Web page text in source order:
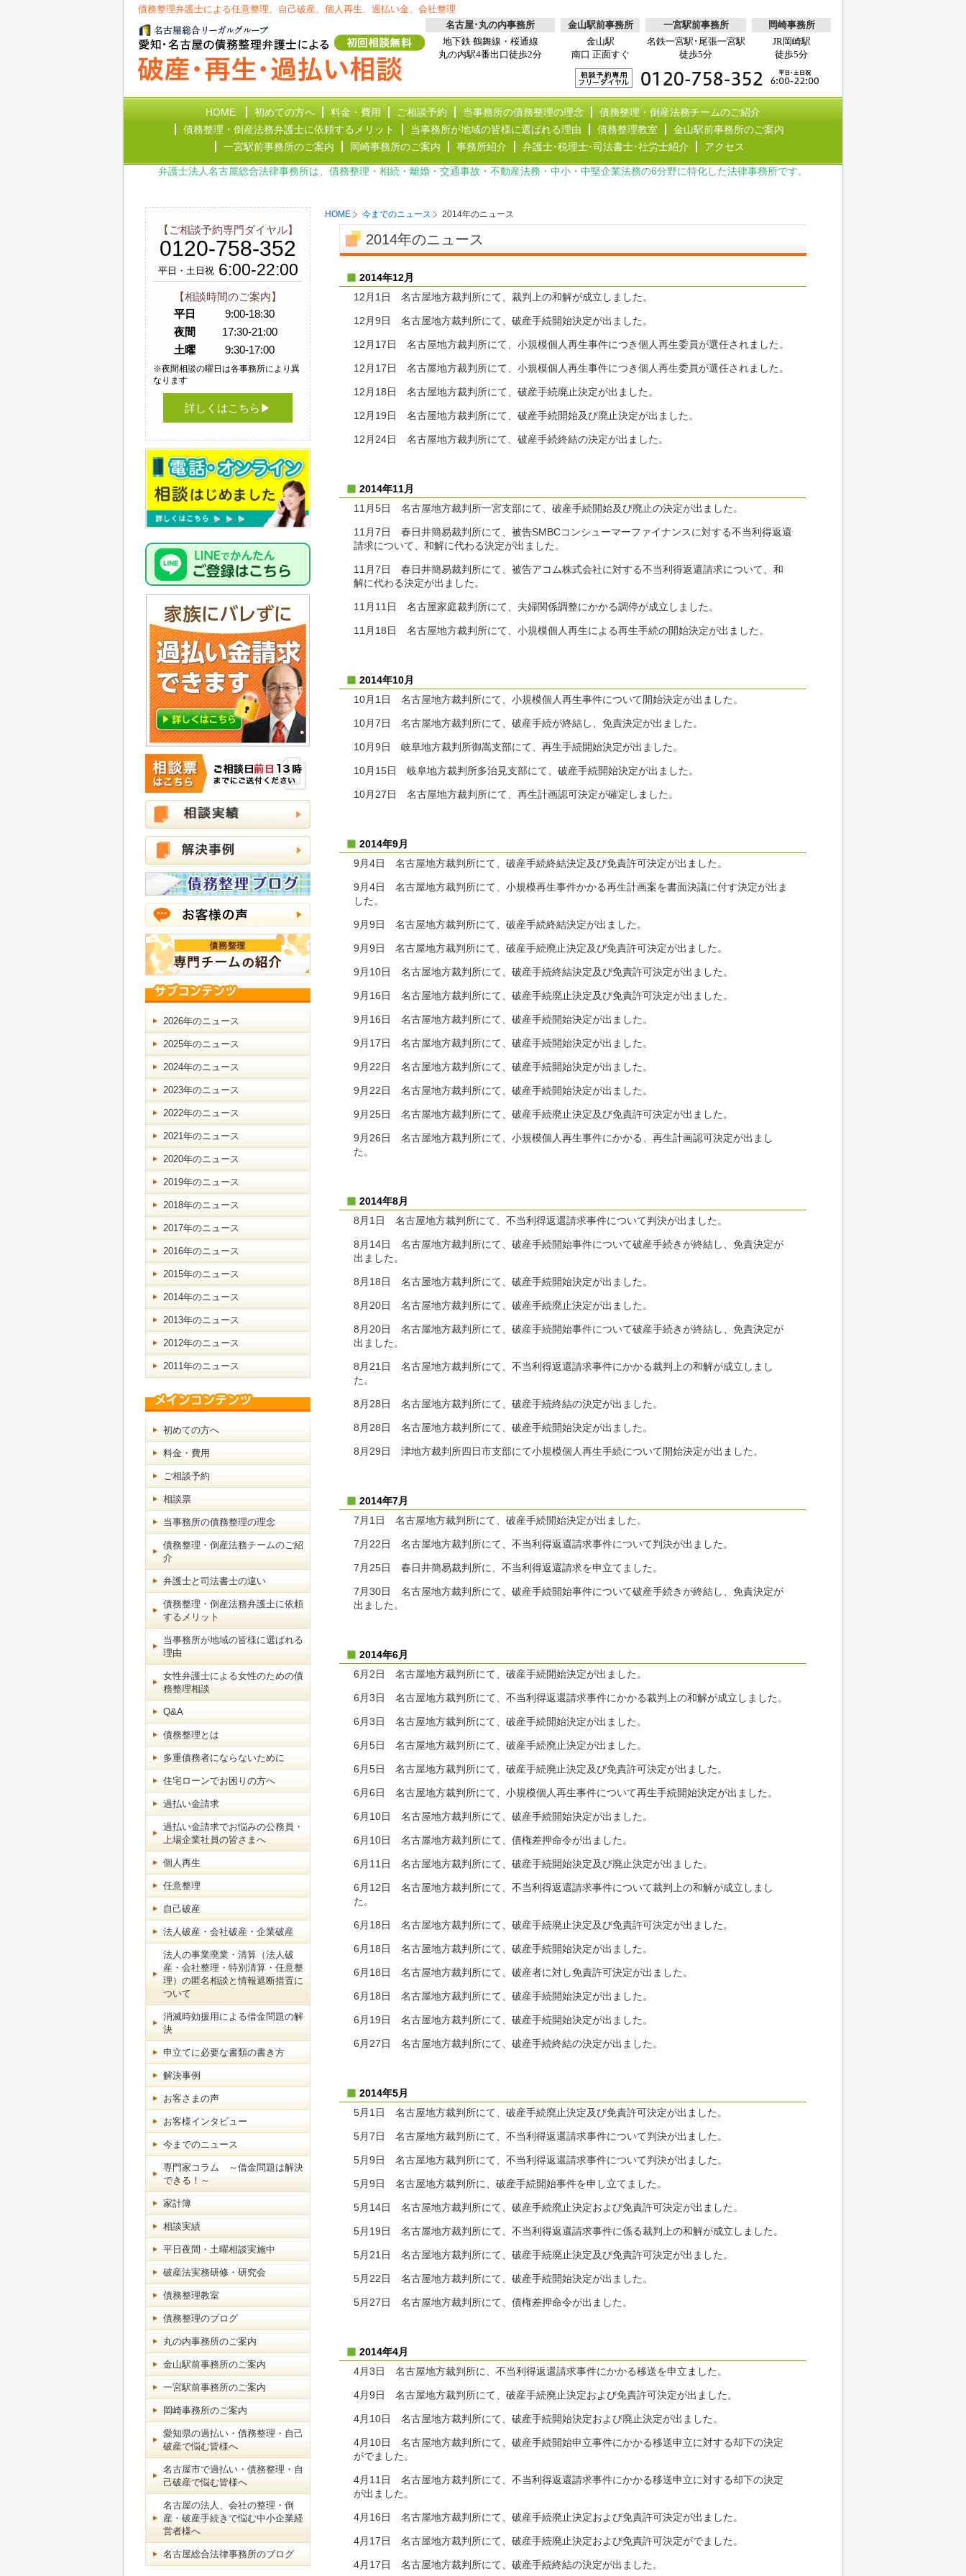
債務整理弁護士による任意整理、自己破産、個人再生、過払い金、会社整理
名古屋･丸の内事務所
地下鉄 鶴舞線・桜通線
丸の内駅4番出口徒歩2分
金山駅前事務所
金山駅
南口 正面すぐ
一宮駅前事務所
名鉄一宮駅･尾張一宮駅
徒歩5分
岡崎事務所
JR岡崎駅
徒歩5分
HOME 初めての方へ 料金・費用 ご相談予約 当事務所の債務整理の理念
債務整理・倒産法務チームのご紹介
債務整理・倒産法務弁護士に依頼するメリット
当事務所が地域の皆様に選ばれる理由 債務整理教室
金山駅前事務所のご案内
一宮駅前事務所のご案内
岡崎事務所のご案内 事務所紹介 弁護士･税理士･司法書士･社労士紹介 アクセス
弁護士法人名古屋総合法律事務所は、債務整理・相続・離婚・交通事故・不動産法務・中小・中堅企業法務の6分野に特化した法律事務所です。
HOME 今までのニュース 2014年のニュース
2014年のニュース
2014年12月
12月1日 名古屋地方裁判所にて、裁判上の和解が成立しました。
12月9日 名古屋地方裁判所にて、破産手続開始決定が出ました。
12月17日 名古屋地方裁判所にて、小規模個人再生事件につき個人再生委員が選任されました。
12月17日 名古屋地方裁判所にて、小規模個人再生事件につき個人再生委員が選任されました。
12月18日 名古屋地方裁判所にて、破産手続廃止決定が出ました。
12月19日 名古屋地方裁判所にて、破産手続開始及び廃止決定が出ました。
12月24日 名古屋地方裁判所にて、破産手続終結の決定が出ました。
2014年11月
11月5日 名古屋地方裁判所一宮支部にて、破産手続開始及び廃止の決定が出ました。
11月7日 春日井簡易裁判所にて、被告SMBCコンシューマーファイナンスに対する不当利得返還
請求について、和解に代わる決定が出ました。
11月7日 春日井簡易裁判所にて、被告アコム株式会社に対する不当利得返還請求について、和
解に代わる決定が出ました。
11月11日 名古屋家庭裁判所にて、夫婦関係調整にかかる調停が成立しました。
11月18日 名古屋地方裁判所にて、小規模個人再生による再生手続の開始決定が出ました。
2014年10月
10月1日 名古屋地方裁判所にて、小規模個人再生事件について開始決定が出ました。
10月7日 名古屋地方裁判所にて、破産手続が終結し、免責決定が出ました。
10月9日 岐阜地方裁判所御嵩支部にて、再生手続開始決定が出ました。
10月15日 岐阜地方裁判所多治見支部にて、破産手続開始決定が出ました。
10月27日 名古屋地方裁判所にて、再生計画認可決定が確定しました。
2014年9月
9月4日 名古屋地方裁判所にて、破産手続終結決定及び免責許可決定が出ました。
9月4日 名古屋地方裁判所にて、小規模再生事件かかる再生計画案を書面決議に付す決定が出ま
した。
9月9日 名古屋地方裁判所にて、破産手続終結決定が出ました。
9月9日 名古屋地方裁判所にて、破産手続廃止決定及び免責許可決定が出ました。
9月10日 名古屋地方裁判所にて、破産手続終結決定及び免責許可決定が出ました。
9月16日 名古屋地方裁判所にて、破産手続廃止決定及び免責許可決定が出ました。
9月16日 名古屋地方裁判所にて、破産手続開始決定が出ました。
9月17日 名古屋地方裁判所にて、破産手続開始決定が出ました。
9月22日 名古屋地方裁判所にて、破産手続開始決定が出ました。
9月22日 名古屋地方裁判所にて、破産手続開始決定が出ました。
9月25日 名古屋地方裁判所にて、破産手続廃止決定及び免責許可決定が出ました。
9月26日 名古屋地方裁判所にて、小規模個人再生事件にかかる、再生計画認可決定が出まし
た。
2014年8月
8月1日 名古屋地方裁判所にて、不当利得返還請求事件について判決が出ました。
8月14日 名古屋地方裁判所にて、破産手続開始事件について破産手続きが終結し、免責決定が
出ました。
8月18日 名古屋地方裁判所にて、破産手続開始決定が出ました。
8月20日 名古屋地方裁判所にて、破産手続廃止決定が出ました。
8月20日 名古屋地方裁判所にて、破産手続開始事件について破産手続きが終結し、免責決定が
出ました。
8月21日 名古屋地方裁判所にて、不当利得返還請求事件にかかる裁判上の和解が成立しまし
た。
8月28日 名古屋地方裁判所にて、破産手続終結の決定が出ました。
8月28日 名古屋地方裁判所にて、破産手続開始決定が出ました。
8月29日 津地方裁判所四日市支部にて小規模個人再生手続について開始決定が出ました。
2014年7月
7月1日 名古屋地方裁判所にて、破産手続開始決定が出ました。
7月22日 名古屋地方裁判所にて、不当利得返還請求事件について判決が出ました。
7月25日 春日井簡易裁判所に、不当利得返還請求を申立てました。
7月30日 名古屋地方裁判所にて、破産手続開始事件について破産手続きが終結し、免責決定が
出ました。
2014年6月
6月2日 名古屋地方裁判所にて、破産手続開始決定が出ました。
6月3日 名古屋地方裁判所にて、不当利得返還請求事件にかかる裁判上の和解が成立しました。
6月3日 名古屋地方裁判所にて、破産手続開始決定が出ました。
6月5日 名古屋地方裁判所にて、破産手続廃止決定が出ました。
6月5日 名古屋地方裁判所にて、破産手続廃止決定及び免責許可決定が出ました。
6月6日 名古屋地方裁判所にて、小規模個人再生事件について再生手続開始決定が出ました。
6月10日 名古屋地方裁判所にて、破産手続開始決定が出ました。
6月10日 名古屋地方裁判所にて、債権差押命令が出ました。
6月11日 名古屋地方裁判所にて、破産手続開始決定及び廃止決定が出ました。
6月12日 名古屋地方裁判所にて、不当利得返還請求事件について裁判上の和解が成立しまし
た。
6月18日 名古屋地方裁判所にて、破産手続廃止決定及び免責許可決定が出ました。
6月18日 名古屋地方裁判所にて、破産手続開始決定が出ました。
6月18日 名古屋地方裁判所にて、破産者に対し免責許可決定が出ました。
6月18日 名古屋地方裁判所にて、破産手続開始決定が出ました。
6月19日 名古屋地方裁判所にて、破産手続開始決定が出ました。
6月27日 名古屋地方裁判所にて、破産手続終結の決定が出ました。
2014年5月
5月1日 名古屋地方裁判所にて、破産手続廃止決定及び免責許可決定が出ました。
5月7日 名古屋地方裁判所にて、不当利得返還請求事件について判決が出ました。
5月9日 名古屋地方裁判所にて、不当利得返還請求事件について判決が出ました。
5月9日 名古屋地方裁判所に、破産手続開始事件を申し立てました。
5月14日 名古屋地方裁判所にて、破産手続廃止決定および免責許可決定が出ました。
5月19日 名古屋地方裁判所にて、不当利得返還請求事件に係る裁判上の和解が成立しました。
5月21日 名古屋地方裁判所にて、破産手続廃止決定及び免責許可決定が出ました。
5月22日 名古屋地方裁判所にて、破産手続開始決定が出ました。
5月27日 名古屋地方裁判所にて、債権差押命令が出ました。
2014年4月
4月3日 名古屋地方裁判所に、不当利得返還請求事件にかかる移送を申立ました。
4月9日 名古屋地方裁判所にて、破産手続廃止決定および免責許可決定が出ました。
4月10日 名古屋地方裁判所にて、破産手続開始決定および廃止決定が出ました。
4月10日 名古屋地方裁判所にて、破産手続開始申立事件にかかる移送申立に対する却下の決定
がでました。
4月11日 名古屋地方裁判所にて、不当利得返還請求事件にかかる移送申立に対する却下の決定
が出ました。
4月16日 名古屋地方裁判所にて、破産手続廃止決定および免責許可決定が出ました。
4月17日 名古屋地方裁判所にて、破産手続廃止決定および免責許可決定がでました。
4月17日 名古屋地方裁判所にて、破産手続終結の決定が出ました。
【ご相談予約専門ダイヤル】
0120-758-352
平日・土日祝6:00-22:00
【相談時間のご案内】
平日
9:00-18:30
夜間
17:30-21:00
土曜
9:30-17:00
※夜間相談の曜日は各事務所により異
なります
詳しくはこちら▶
2026年のニュース
2025年のニュース
2024年のニュース
2023年のニュース
2022年のニュース
2021年のニュース
2020年のニュース
2019年のニュース
2018年のニュース
2017年のニュース
2016年のニュース
2015年のニュース
2014年のニュース
2013年のニュース
2012年のニュース
2011年のニュース
初めての方へ
料金・費用
ご相談予約
相談票
当事務所の債務整理の理念
債務整理・倒産法務チームのご紹
介
弁護士と司法書士の違い
債務整理・倒産法務弁護士に依頼
するメリット
当事務所が地域の皆様に選ばれる
理由
女性弁護士による女性のための債
務整理相談
Q&A
債務整理とは
多重債務者にならないために
住宅ローンでお困りの方へ
過払い金請求
過払い金請求でお悩みの公務員・
上場企業社員の皆さまへ
個人再生
任意整理
自己破産
法人破産・会社破産・企業破産
法人の事業廃業・清算（法人破
産・会社整理・特別清算・任意整
理）の匿名相談と情報遮断措置に
ついて
消滅時効援用による借金問題の解
決
申立てに必要な書類の書き方
解決事例
お客さまの声
お客様インタビュー
今までのニュース
専門家コラム ～借金問題は解決
できる！～
家計簿
相談実績
平日夜間・土曜相談実施中
破産法実務研修・研究会
債務整理教室
債務整理のブログ
丸の内事務所のご案内
金山駅前事務所のご案内
一宮駅前事務所のご案内
岡崎事務所のご案内
愛知県の過払い・債務整理・自己
破産で悩む皆様へ
名古屋市で過払い・債務整理・自
己破産で悩む皆様へ
名古屋の法人、会社の整理・倒
産・破産手続きで悩む中小企業経
営者様へ
名古屋総合法律事務所のブログ